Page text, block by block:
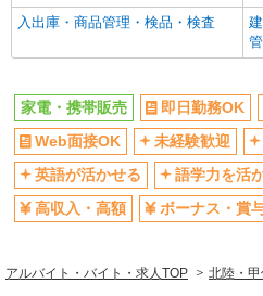
入出庫・商品管理・検品・検査
家電・携帯販売 即日勤務OK
Web面接OK
未経験歓迎
英語が活かせる
語学力を活
高収入・高額
ボーナス・賞
アルバイト・バイト・求人TOP 北陸・甲